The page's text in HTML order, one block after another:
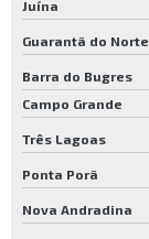
Juína
Guarantã do Norte
Barra do Bugres
Campo Grande
Três Lagoas
Ponta Porã
Nova Andradina